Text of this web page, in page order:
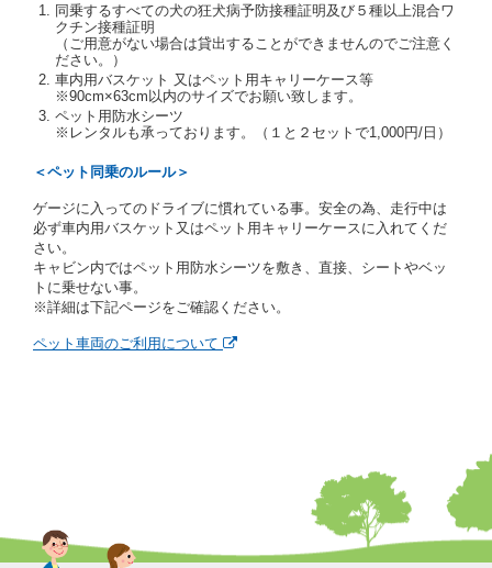
当社は、貸渡契約の締結にあたり、借受人及び運転者
に対し、運転免許証のほかに本人確認ができる書類の
提示を求め、及び提出された書類の写しをとることが
あります。
当社は、貸渡契約の締結にあたり、借受期間中に借受
人及び運転者と連絡するための携帯電話番号等の告知
を求めます。
レジットカード若しくは現金による支払いを求め、又
借受人は契約後の借受期間の延長はできないものとし
ます。
当社は、借受人又は運転者が前3項に従わない場合
は、貸渡契約の締結を拒絶するとともに、予約を取消
すことができるものとします。なお、この場合の予約
申込金等の扱いについては、第4条第5項を適用するも
のとします。
有していないとき、又は運転免許証の提示をせず、
もしくは当社が求めたにもかかわらず、その運転者
の運転免許証の写しの提出に同意しないとき。 ②
酒気を帯びていると認められるとき。
③ 麻薬、覚せい剤、シンナー、危険ドラッグ等によ
同乗するすべての犬の狂犬病予防接種証明及び５種以上混合ワ
クチン接種証明
（ご用意がない場合は貸出することができませんのでご注意く
ださい。）
車内用バスケット 又はペット用キャリーケース等
※90cm×63cm以内のサイズでお願い致します。
ペット用防水シーツ
※レンタルも承っております。（１と２セットで1,000円/日）
＜ペット同乗のルール＞
ゲージに入ってのドライブに慣れている事。安全の為、走行中は
必ず車内用バスケット又はペット用キャリーケースに入れてくだ
さい。
キャビン内ではペット用防水シーツを敷き、直接、シートやベッ
トに乗せない事。
※詳細は下記ページをご確認ください。
ペット車両のご利用について